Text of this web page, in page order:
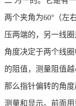
两个夹角为60°（左
压两端的，另一线
角度决定于两个线
的阻值，测量阻值
那么指针偏转的角
测量和显示。前面